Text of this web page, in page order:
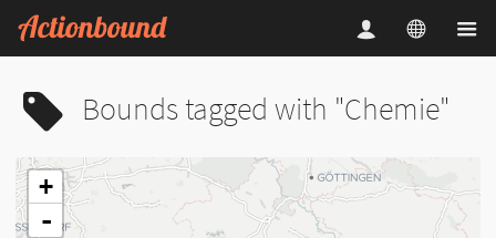
Bounds tagged with "Chemie"
+
-